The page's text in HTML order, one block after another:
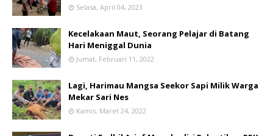
Selasa, April 04, 2023
Kecelakaan Maut, Seorang Pelajar di Batang
Hari Meniggal Dunia
Jumat, Februari 11, 2022
Lagi, Harimau Mangsa Seekor Sapi Milik Warga
Mekar Sari Nes
Kamis, Maret 24, 2022